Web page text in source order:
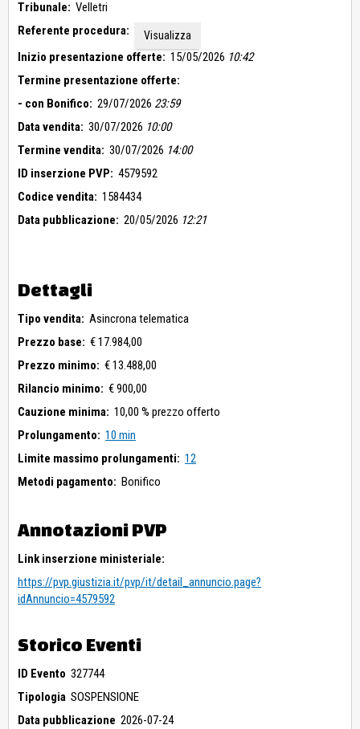
Tribunale: Velletri
Referente procedura:
Visualizza
Inizio presentazione offerte: 15/05/2026 10:42
Termine presentazione offerte:
- con Bonifico: 29/07/2026 23:59
Data vendita: 30/07/2026 10:00
Termine vendita: 30/07/2026 14:00
ID inserzione PVP: 4579592
Codice vendita: 1584434
Data pubblicazione: 20/05/2026 12:21
Dettagli
Tipo vendita: Asincrona telematica
Prezzo base: € 17.984,00
Prezzo minimo: € 13.488,00
Rilancio minimo: € 900,00
Cauzione minima: 10,00 % prezzo offerto
Prolungamento: 10 min
Limite massimo prolungamenti: 12
Metodi pagamento: Bonifico
Annotazioni PVP
Link inserzione ministeriale:
https://pvp.giustizia.it/pvp/it/detail_annuncio.page?
idAnnuncio=4579592
Storico Eventi
ID Evento 327744
Tipologia SOSPENSIONE
Data pubblicazione 2026-07-24